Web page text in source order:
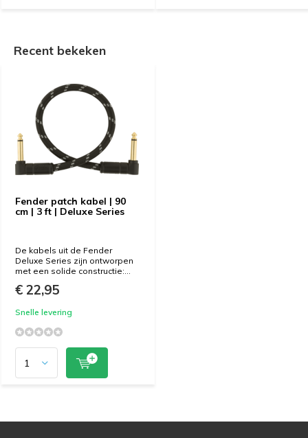
Recent bekeken
Fender patch kabel | 90
cm | 3 ft | Deluxe Series
De kabels uit de Fender
Deluxe Series zijn ontworpen
met een solide constructie:...
€ 22,95
Snelle levering